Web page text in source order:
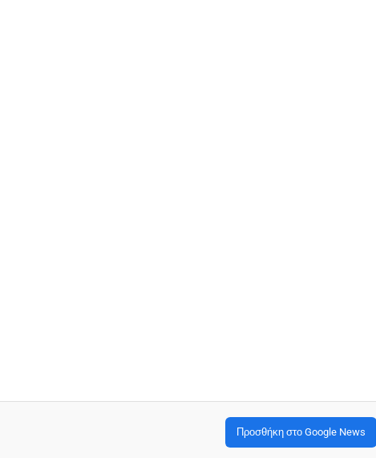
Προσθήκη στο Google News